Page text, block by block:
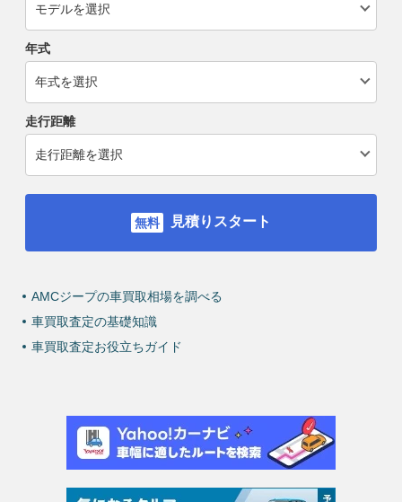
年式
走行距離
見積りスタート
AMCジープの車買取相場を調べる
車買取査定の基礎知識
車買取査定お役立ちガイド